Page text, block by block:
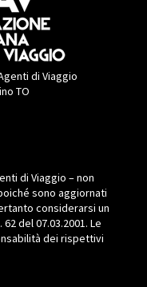
di Viaggio
TO
di Viaggio – non
sono aggiornati
considerarsi un
del 07.03.2001. Le
dei rispettivi